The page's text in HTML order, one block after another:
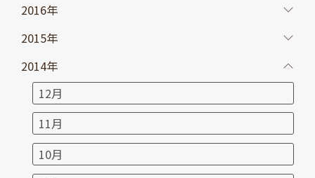
2016年
2015年
2014年
12月
11月
10月